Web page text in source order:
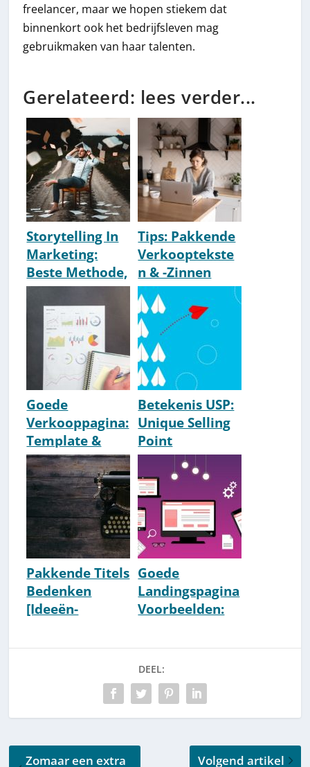
freelancer, maar we hopen stiekem dat
binnenkort ook het bedrijfsleven mag
gebruikmaken van haar talenten.
Gerelateerd: lees verder...
Storytelling In
Marketing:
Beste Methode,
Model & Tips
[Stappenplan]
Tips: Pakkende
Verkooptekste
n & -Zinnen
Schrijven [How-
To]
Goede
Verkooppagina:
Template &
Stappenplan
[2026]
Betekenis USP:
Unique Selling
Point
[Voorbeelden &
Uitleg]
Pakkende Titels
Bedenken
[Ideeën-
Goede
Landingspagina
Voorbeelden:
Van #1
Landingpages
DEEL:
Zomaar een extra Volgend artikel